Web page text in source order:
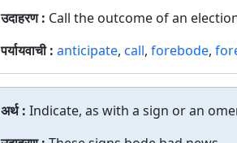
उदाहरण : Call the outcome of an
पर्यायवाची : anticipate, call, forebode,
अर्थ : Indicate, as with a sign or an